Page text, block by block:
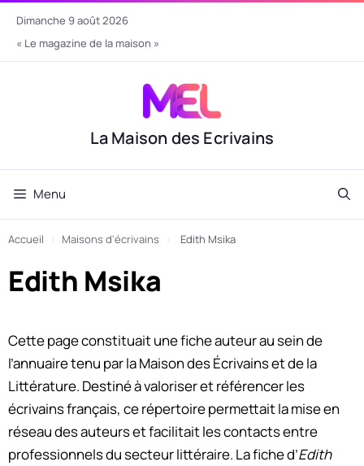
dimanche 9 août 2026
« Le magazine de la maison »
La Maison des Ecrivains
Menu
Accueil Maisons d'écrivains Edith Msika
Edith Msika
Cette page constituait une fiche auteur au sein de
l’annuaire tenu par la Maison des Écrivains et de la
Littérature. Destiné à valoriser et référencer les
écrivains français, ce répertoire permettait la mise en
réseau des auteurs et facilitait les contacts entre
professionnels du secteur littéraire. La fiche d’Edith